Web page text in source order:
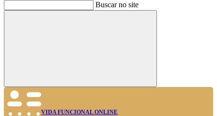
Buscar no site
Buscar
VIDA FUNCIONAL ONLINE